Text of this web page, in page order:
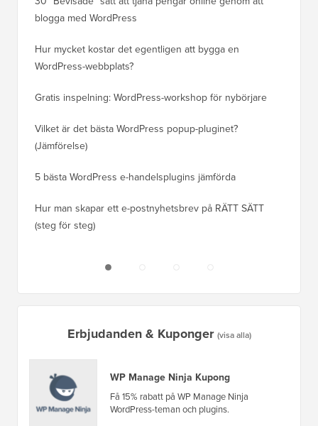
blogga med WordPress
Hur mycket kostar det egentligen att bygga en
WordPress-webbplats?
Gratis inspelning: WordPress-workshop för nybörjare
Vilket är det bästa WordPress popup-pluginet?
(Jämförelse)
5 bästa WordPress e-handelsplugins jämförda
Hur man skapar ett e-postnyhetsbrev på RÄTT SÄTT
(steg för steg)
Erbjudanden & Kuponger (visa alla)
WP Manage Ninja Kupong
Få 15% rabatt på WP Manage Ninja
WordPress-teman och plugins.